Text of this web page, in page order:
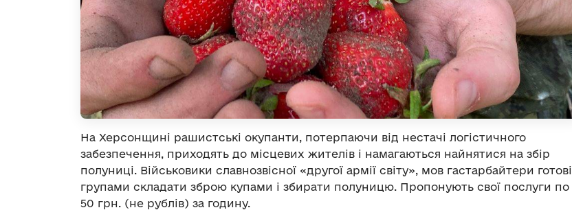
На Херсонщині рашистські окупанти, потерпаючи від нестачі логістичного
забезпечення, приходять до місцевих жителів і намагаються найнятися на збір
полуниці. Військовики славнозвісної «другої армії світу», мов гастарбайтери готові
групами складати зброю купами і збирати полуницю. Пропонують свої послуги по
50 грн. (не рублів) за годину.